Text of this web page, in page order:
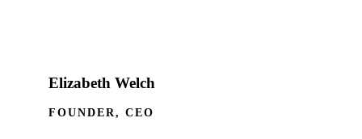
Elizabeth Welch
FOUNDER, CEO